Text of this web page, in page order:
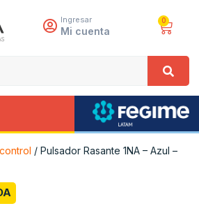
Ingresar
Mi cuenta
0
/ Pulsador Rasante 1NA – Azul –